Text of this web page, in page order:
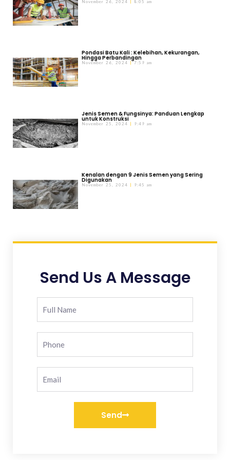
November 26, 2024 8:05 am
Pondasi Batu Kali : Kelebihan, Kekurangan,
Hingga Perbandingan
November 26, 2024 7:59 am
Jenis Semen & Fungsinya: Panduan Lengkap
untuk Konstruksi
November 25, 2024 9:49 am
Kenalan dengan 9 Jenis Semen yang Sering
Digunakan
November 25, 2024 9:45 am
Send Us A Message
Send